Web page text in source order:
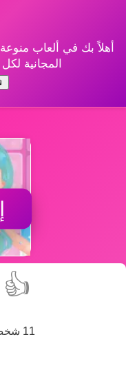
أهلاً بك في ألعاب
المجانية
👍
11 شخص أعجبهم هذه اللعبة، انضم إليهم!